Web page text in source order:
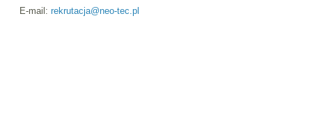
E-mail: rekrutacja@neo-tec.pl